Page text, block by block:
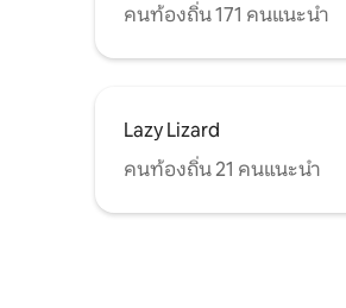
คนท้องถิ่น 171 คนแนะนำ
Lazy Lizard
คนท้องถิ่น 21 คนแนะนำ